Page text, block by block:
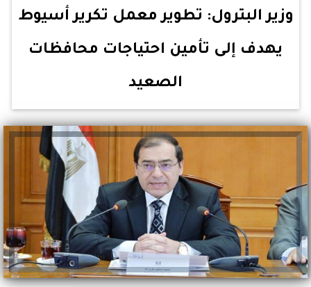
وزير البترول: تطوير معمل تكرير أسيوط
يهدف إلى تأمين احتياجات محافظات
الصعيد